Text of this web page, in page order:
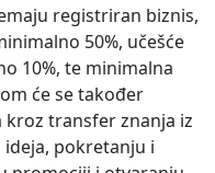
registriran biznis,
50%, učešće
10%, te minimalna
će se također
transfer znanja iz
pokretanju i